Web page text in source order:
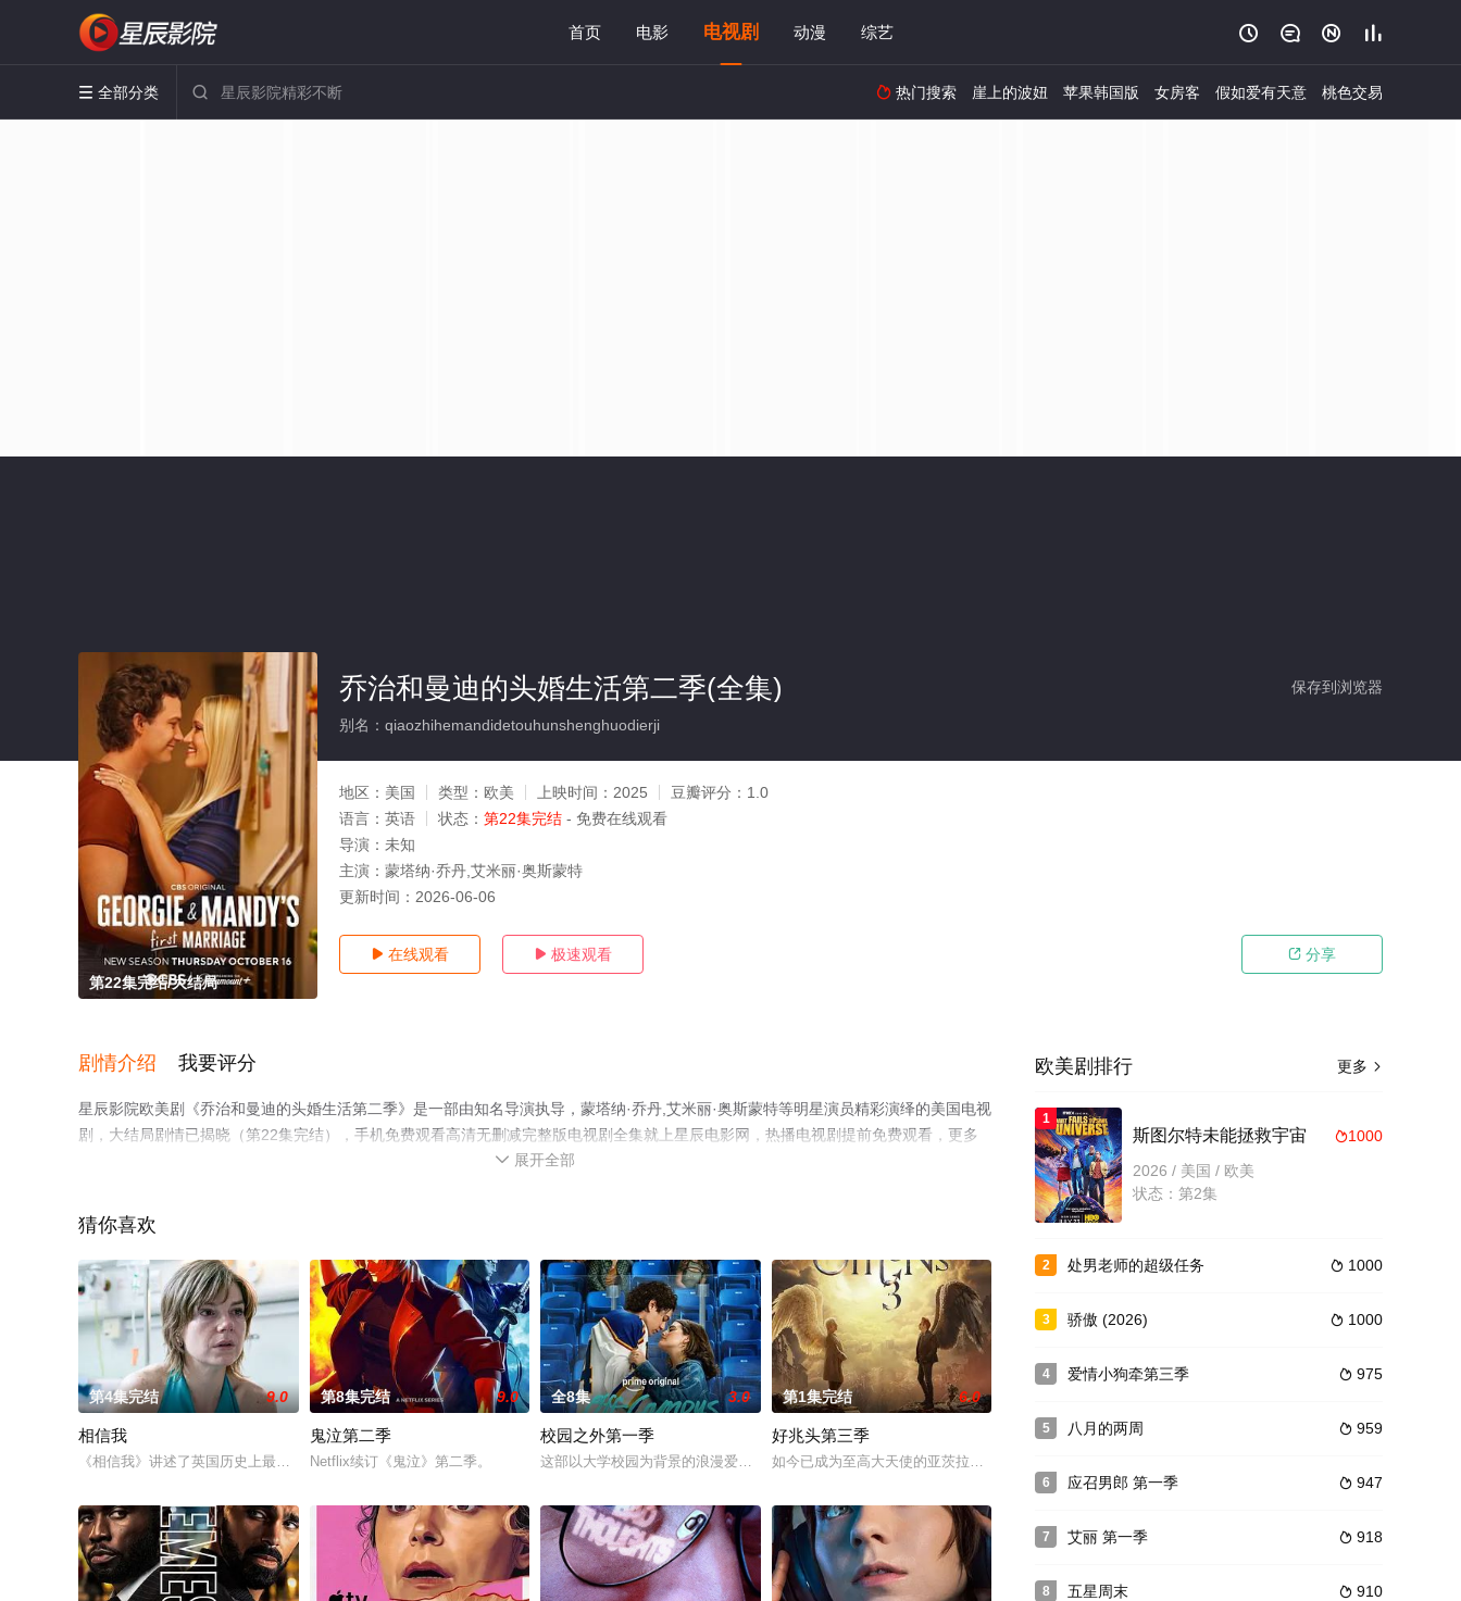
首页 电影 电视剧 动漫 综艺    
 全部分类   热门搜索 崖上的波妞 苹果韩国版 女房客 假如爱有天意 桃色交易
第22集完结/大结局
保存到浏览器
乔治和曼迪的头婚生活第二季(全集)
别名：qiaozhihemandidetouhunshenghuodierji
地区： 美国 类型： 欧美 上映时间： 2025 豆瓣评分： 1.0
语言： 英语 状态： 第22集完结 - 免费在线观看
导演： 未知
主演： 蒙塔纳·乔丹,艾米丽·奥斯蒙特
更新时间： 2026-06-06
 在线观看  极速观看  分享
剧情介绍 我要评分
星辰影院欧美剧《乔治和曼迪的头婚生活第二季》是一部由知名导演执导，蒙塔纳·乔丹,艾米丽·奥斯蒙特等明星演员精彩演绎的美国电视
剧，大结局剧情已揭晓（第22集完结），手机免费观看高清无删减完整版电视剧全集就上星辰电影网，热播电视剧提前免费观看，更多
 展开全部
猜你喜欢
第4集完结 9.0
相信我
《相信我》讲述了英国历史上最臭名昭著的性侵犯者之一约翰·沃博伊斯的三个受害者的故事。沃博伊斯被媒体称为“黑出租车强奸犯”，他以“体面”的持证
第8集完结 9.0
鬼泣第二季
Netflix续订《鬼泣》第二季。
全8集 3.0
校园之外第一季
这部以大学校园为背景的浪漫爱情剧，讲述了一位音乐系学生和大学冰球明星之间一段意想不到的爱情故事，通过深厚的友谊和持久的羁绊，探讨
第1集完结 6.0
好兆头第三季
如今已成为至高大天使的亚茨拉斐尔（麦克·辛 饰）在第二次降临的计划正朝着出人意料却又危险的方向发展
更多 
欧美剧排行
1
1000
斯图尔特未能拯救宇宙
2026 / 美国 / 欧美
状态：第2集
2  1000
处男老师的超级任务
3  1000
骄傲 (2026)
4  975
爱情小狗牵第三季
5  959
八月的两周
6  947
应召男郎 第一季
7  918
艾丽 第一季
8  910
五星周末